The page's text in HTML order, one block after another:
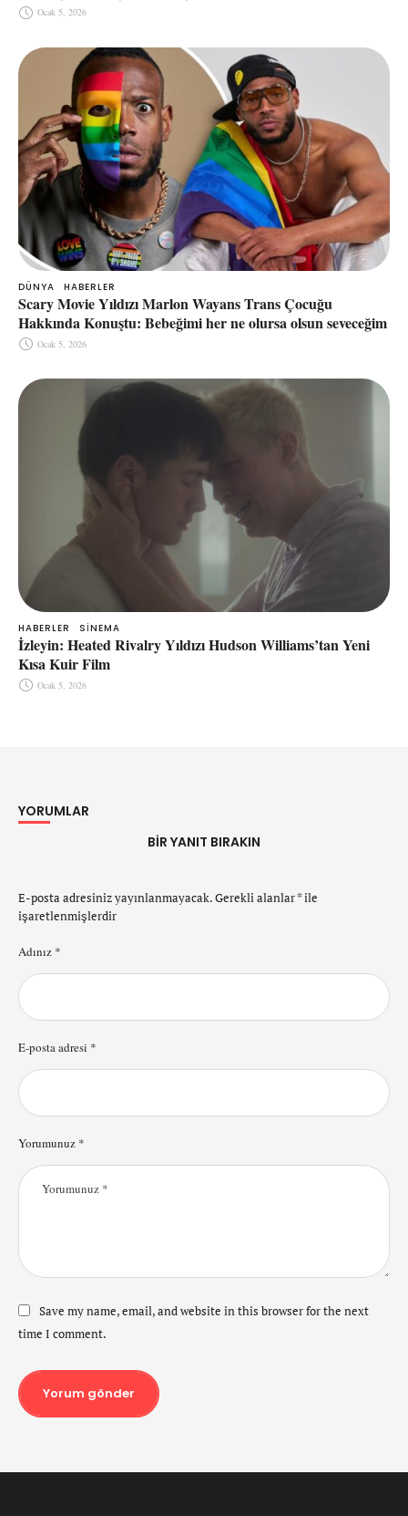
Ocak 5, 2026
DÜNYA HABERLER
Scary Movie Yıldızı Marlon Wayans Trans Çocuğu
Hakkında Konuştu: Bebeğimi her ne olursa olsun seveceğim
Ocak 5, 2026
HABERLER SINEMA
İzleyin: Heated Rivalry Yıldızı Hudson Williams’tan Yeni
Kısa Kuir Film
Ocak 5, 2026
YORUMLAR
BIR YANIT BIRAKIN
E-posta adresiniz yayınlanmayacak.Gerekli alanlar*ile
işaretlenmişlerdir
Yorumunuz *
Adınız *
E-posta adresi *
Save my name, email, and website in this browser for the next
time I comment.
Yorum gönder